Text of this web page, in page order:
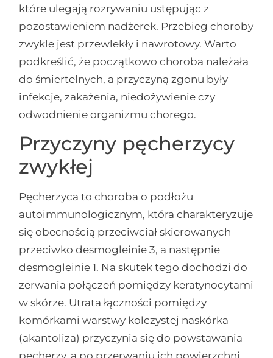
które ulegają rozrywaniu ustępując z
pozostawieniem nadżerek. Przebieg choroby
zwykle jest przewlekły i nawrotowy. Warto
podkreślić, że początkowo choroba należała
do śmiertelnych, a przyczyną zgonu były
infekcje, zakażenia, niedożywienie czy
odwodnienie organizmu chorego.
Przyczyny pęcherzycy
zwykłej
Pęcherzyca to choroba o podłożu
autoimmunologicznym, która charakteryzuje
się obecnością przeciwciał skierowanych
przeciwko desmogleinie 3, a następnie
desmogleinie 1. Na skutek tego dochodzi do
zerwania połączeń pomiędzy keratynocytami
w skórze. Utrata łączności pomiędzy
komórkami warstwy kolczystej naskórka
(akantoliza) przyczynia się do powstawania
pęcherzy, a po przerwaniu ich powierzchni